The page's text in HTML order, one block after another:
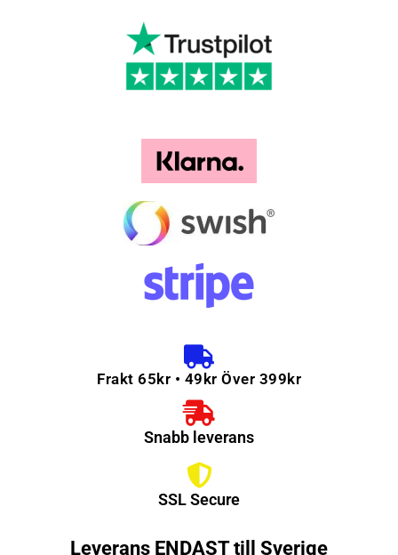
Frakt 65kr • 49kr Över 399kr
Snabb leverans
SSL Secure
Leverans ENDAST till Sverige